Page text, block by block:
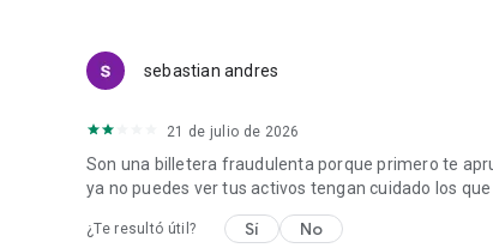
sebastian andres
21 de julio de 2026
Son una billetera fraudulenta porque primero te
ya no puedes ver tus activos tengan cuidado los
¿Te resultó útil? Sí No